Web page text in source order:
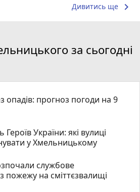
Дивитись ще keyboard_arrow_right
за сьогодні
опадів: прогноз погоди на 9
Героїв України: які вулиці
у Хмельницькому
службове
пожежу на сміттєзвалищі